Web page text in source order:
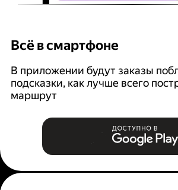
Всё в смартфоне
В приложении будут заказы
подсказки, как лучше всего
маршрут